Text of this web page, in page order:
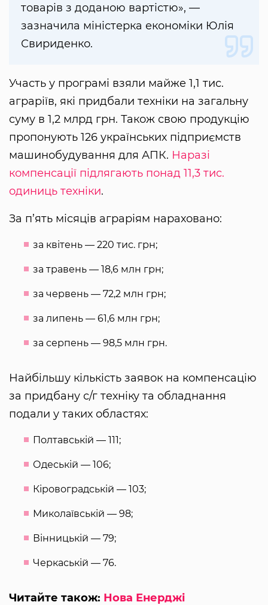
товарів з доданою вартістю», —
зазначила міністерка економіки Юлія
Свириденко.
Участь у програмі взяли майже 1,1 тис.
аграріїв, які придбали техніки на загальну
суму в 1,2 млрд грн. Також свою продукцію
пропонують 126 українських підприємств
машинобудування для АПК. Наразі
компенсації підлягають понад 11,3 тис.
одиниць техніки.
За п’ять місяців аграріям нараховано:
за квітень — 220 тис. грн;
за травень — 18,6 млн грн;
за червень — 72,2 млн грн;
за липень — 61,6 млн грн;
за серпень — 98,5 млн грн.
Найбільшу кількість заявок на компенсацію
за придбану с/г техніку та обладнання
подали у таких областях:
Полтавській — 111;
Одеській — 106;
Кіровоградській — 103;
Миколаївській — 98;
Вінницькій — 79;
Черкаській — 76.
Читайте також: Нова Енерджі